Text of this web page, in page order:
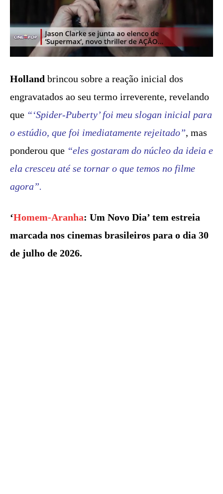
Holland brincou sobre a reação inicial dos
engravatados ao seu termo irreverente, revelando
que “‘Spider-Puberty’ foi meu slogan inicial para
o estúdio, que foi imediatamente rejeitado”, mas
ponderou que “eles gostaram do núcleo da ideia e
ela cresceu até se tornar o que temos no filme
agora”.
‘Homem-Aranha: Um Novo Dia’ tem estreia
marcada nos cinemas brasileiros para o dia 30
de julho de 2026.